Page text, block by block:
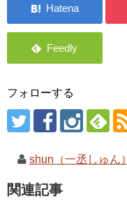
フォローする
shun（一丞しゅん）
関連記事